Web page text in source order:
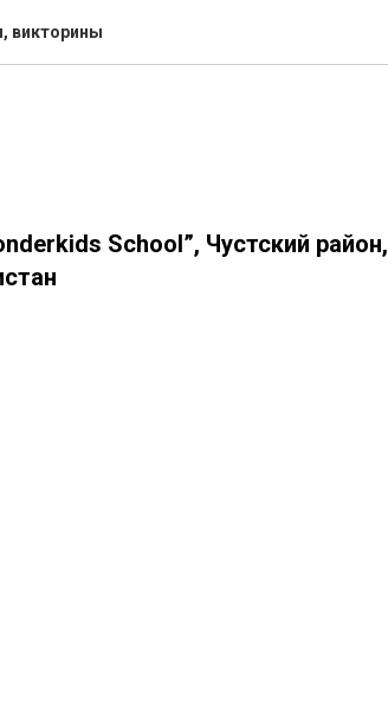
викторины
School”, Чустский район,